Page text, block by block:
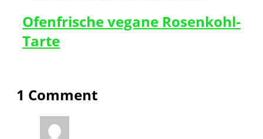
Ofenfrische vegane Rosenkohl-
Tarte
1 Comment